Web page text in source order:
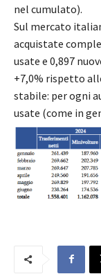
nel cumulato).
Sul mercato
acquistate
usate e 0,897
+7,0% rispetto
stabile: per ogni
usate (come in